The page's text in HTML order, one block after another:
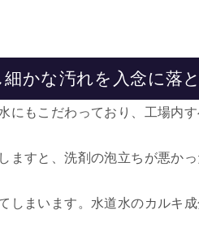
細かな汚れを入念に落
にもこだわっており、工場内
ますと、洗剤の泡立ちが悪か
しまいます。水道水のカルキ